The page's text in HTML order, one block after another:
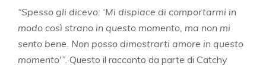
“Spesso gli dicevo: ‘Mi dispiace di comportarmi in
modo così strano in questo momento, ma non mi
sento bene. Non posso dimostrarti amore in questo
momento'” . Questo il racconto da parte di Catchy